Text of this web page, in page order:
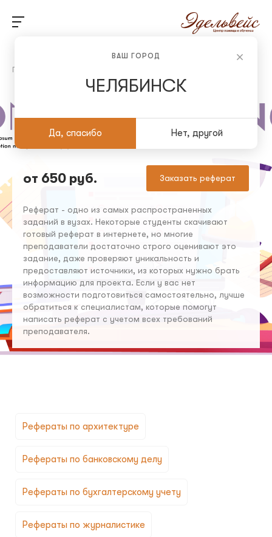
Главная
Рефераты
от 650 руб. Заказать реферат
Реферат - одно из самых распространенных
заданий в вузах. Некоторые студенты скачивают
готовый реферат в интернете, но многие
преподаватели достаточно строго оценивают это
задание, даже проверяют уникальность и
предоставляют источники, из которых нужно брать
информацию для проекта. Если у вас нет
возможности подготовиться самостоятельно, лучше
обратиться к специалистам, которые помогут
написать реферат с учетом всех требований
преподавателя.
Рефераты по архитектуре
Рефераты по банковскому делу
Рефераты по бухгалтерскому учету
Рефераты по журналистике
ВАШ ГОРОД
ЧЕЛЯБИНСК
Да, спасибо Нет, другой